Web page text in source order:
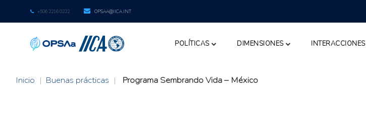
+506 2216 0222 OPSAA@IICA.INT
POLÍTICAS DIMENSIONES INTERACCIONES
Inicio | Buenas prácticas | Programa Sembrando Vida – México